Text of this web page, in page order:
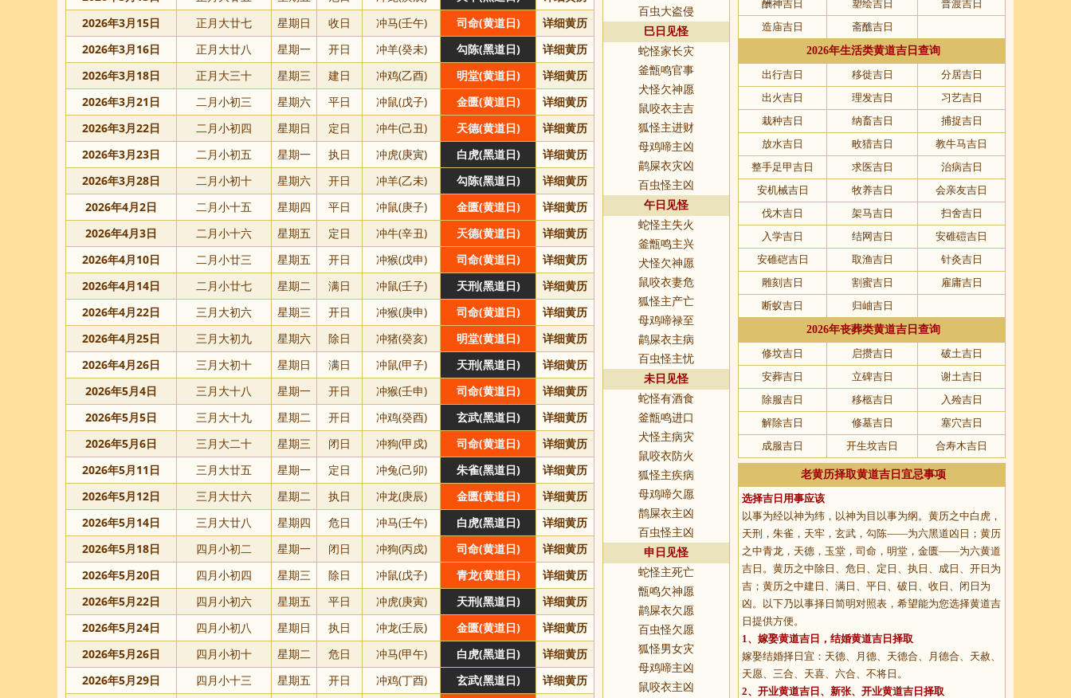
2026年3月15日
正月大廿七 星期日 收日 冲马(壬午) 司命(黄道日)
详细黄历
2026年3月16日
正月大廿八 星期一 开日 冲羊(癸未) 勾陈(黑道日)
详细黄历
2026年3月18日
正月大三十 星期三 建日 冲鸡(乙酉) 明堂(黄道日)
详细黄历
2026年3月21日
二月小初三 星期六 平日 冲鼠(戊子) 金匮(黄道日)
详细黄历
2026年3月22日
二月小初四 星期日 定日 冲牛(己丑) 天德(黄道日)
详细黄历
2026年3月23日
二月小初五 星期一 执日 冲虎(庚寅) 白虎(黑道日)
详细黄历
2026年3月28日
二月小初十 星期六 开日 冲羊(乙未) 勾陈(黑道日)
详细黄历
2026年4月2日
二月小十五 星期四 平日 冲鼠(庚子) 金匮(黄道日)
详细黄历
2026年4月3日
二月小十六 星期五 定日 冲牛(辛丑) 天德(黄道日)
详细黄历
2026年4月10日
二月小廿三 星期五 开日 冲猴(戊申) 司命(黄道日)
详细黄历
2026年4月14日
二月小廿七 星期二 满日 冲鼠(壬子) 天刑(黑道日)
详细黄历
2026年4月22日
三月大初六 星期三 开日 冲猴(庚申) 司命(黄道日)
详细黄历
2026年4月25日
三月大初九 星期六 除日 冲猪(癸亥) 明堂(黄道日)
详细黄历
2026年4月26日
三月大初十 星期日 满日 冲鼠(甲子) 天刑(黑道日)
详细黄历
2026年5月4日
三月大十八 星期一 开日 冲猴(壬申) 司命(黄道日)
详细黄历
2026年5月5日
三月大十九 星期二 开日 冲鸡(癸酉) 玄武(黑道日)
详细黄历
2026年5月6日
三月大二十 星期三 闭日 冲狗(甲戍) 司命(黄道日)
详细黄历
2026年5月11日
三月大廿五 星期一 定日 冲兔(己卯) 朱雀(黑道日)
详细黄历
2026年5月12日
三月大廿六 星期二 执日 冲龙(庚辰) 金匮(黄道日)
详细黄历
2026年5月14日
三月大廿八 星期四 危日 冲马(壬午) 白虎(黑道日)
详细黄历
2026年5月18日
四月小初二 星期一 闭日 冲狗(丙戍) 司命(黄道日)
详细黄历
2026年5月20日
四月小初四 星期三 除日 冲鼠(戊子) 青龙(黄道日)
详细黄历
2026年5月22日
四月小初六 星期五 平日 冲虎(庚寅) 天刑(黑道日)
详细黄历
2026年5月24日
四月小初八 星期日 执日 冲龙(壬辰) 金匮(黄道日)
详细黄历
2026年5月26日
四月小初十 星期二 危日 冲马(甲午) 白虎(黑道日)
详细黄历
2026年5月29日
四月小十三 星期五 开日 冲鸡(丁酉) 玄武(黑道日)
详细黄历
百虫大盗侵
巳日见怪
蛇怪家长灾
釜甑鸣官事
犬怪欠神愿
鼠咬衣主吉
狐怪主进财
母鸡啼主凶
鹋屎衣灾凶
百虫怪主凶
午日见怪
蛇怪主失火
釜甑鸣主兴
犬怪欠神愿
鼠咬衣妻危
狐怪主产亡
母鸡啼禄至
鹋屎衣主病
百虫怪主忧
未日见怪
蛇怪有酒食
釜甑鸣进口
犬怪主病灾
鼠咬衣防火
狐怪主疾病
母鸡啼欠愿
鹊屎衣主凶
百虫怪主凶
申日见怪
蛇怪主死亡
甑鸣欠神愿
鹋屎衣欠愿
百虫怪欠愿
狐怪男女灾
母鸡啼主凶
鼠咬衣主凶
酬神吉日
塑绘吉日
普渡吉日
造庙吉日
斋醮吉日
2026年生活类黄道吉日查询
出行吉日
移徙吉日
分居吉日
出火吉日
理发吉日
习艺吉日
栽种吉日
纳畜吉日
捕捉吉日
放水吉日
畋猎吉日
教牛马吉日
整手足甲吉日
求医吉日
治病吉日
安机械吉日
牧养吉日
会亲友吉日
伐木吉日
架马吉日
扫舍吉日
入学吉日
结网吉日
安碓磑吉日
安碓硙吉日
取渔吉日
针灸吉日
雕刻吉日
割蜜吉日
雇庸吉日
断蚁吉日
归岫吉日
2026年丧葬类黄道吉日查询
修坟吉日
启攒吉日
破土吉日
安葬吉日
立碑吉日
谢土吉日
除服吉日
移柩吉日
入殓吉日
解除吉日
修墓吉日
塞穴吉日
成服吉日
开生坟吉日 合寿木吉日
老黄历择取黄道吉日宜忌事项
选择吉日用事应该
以事为经以神为纬，以神为目以事为纲。黄历之中白虎，
天刑，朱雀，天牢，玄武，勾陈——为六黑道凶日；黄历
之中青龙，天德，玉堂，司命，明堂，金匮——为六黄道
吉日。黄历之中除日、危日、定日、执日、成日、开日为
吉；黄历之中建日、满日、平日、破日、收日、闭日为
凶。以下乃以事择日简明对照表，希望能为您选择黄道吉
日提供方便。
1、 嫁娶黄道吉日 ，结婚黄道吉日择取
嫁娶结婚择日宜：天德、月德、天德合、月德合、天赦、
天愿、三合、天喜、六合、不将日。
2、 开业黄道吉日 、新张、开业黄道吉日择取